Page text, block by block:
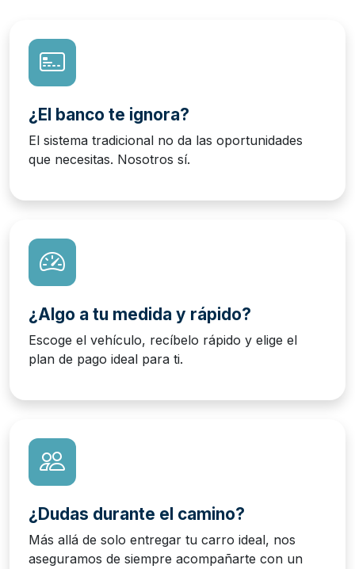
¿El banco te ignora?
El sistema tradicional no da las oportunidades
que necesitas. Nosotros sí.
¿Algo a tu medida y rápido?
Escoge el vehículo, recíbelo rápido y elige el
plan de pago ideal para ti.
¿Dudas durante el camino?
Más allá de solo entregar tu carro ideal, nos
aseguramos de siempre acompañarte con un